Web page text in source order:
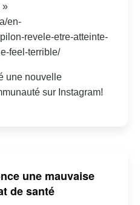
»
en-
revele-etre-atteinte-
feel-terrible/
une nouvelle
sur Instagram!
une mauvaise
de santé